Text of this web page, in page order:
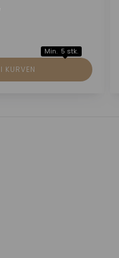
Min. 5 stk.